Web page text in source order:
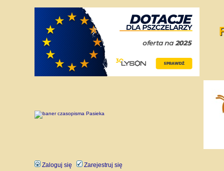
Zaloguj się Zarejestruj się